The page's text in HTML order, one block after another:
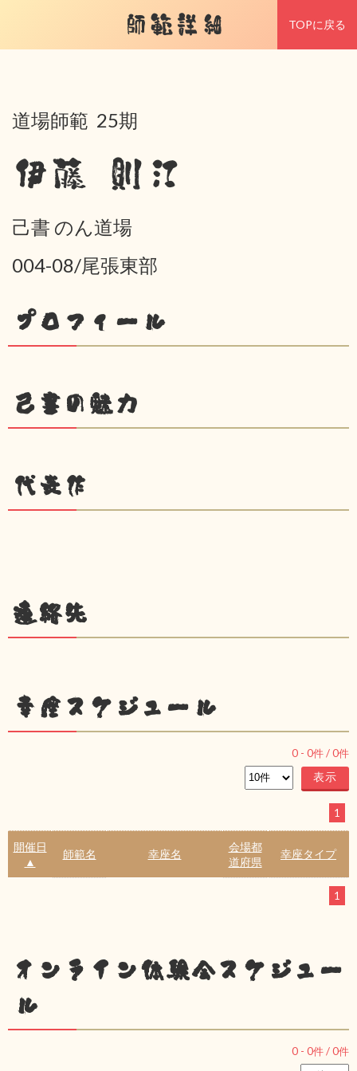
師範詳細 TOPに戻る
道場師範 25期
伊藤 則江
己書 のん道場
004-08/尾張東部
プロフィール
己書の魅力
代表作
連絡先
幸座スケジュール
0 - 0件 /0件
1
開催日
▲
師範名 幸座名
会場都
道府県
幸座タイプ
1
オンライン体験会スケジュー
ル
0 - 0件 /0件